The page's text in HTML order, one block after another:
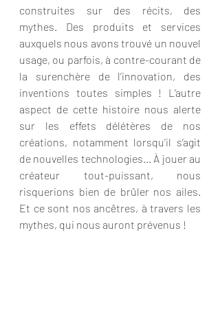
construites sur des récits, des
mythes. Des produits et services
auxquels nous avons trouvé un nouvel
usage, ou parfois, à contre-courant de
la surenchère de l’innovation, des
inventions toutes simples ! L’autre
aspect de cette histoire nous alerte
sur les effets délétères de nos
créations, notamment lorsqu’il s’agit
de nouvelles technologies... À jouer au
créateur tout-puissant, nous
risquerions bien de brûler nos ailes.
Et ce sont nos ancêtres, à travers les
mythes, qui nous auront prévenus !